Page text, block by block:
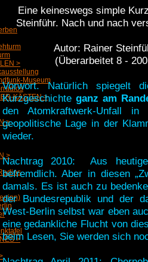
>
Museum
KÄSTEN >
>
>
>
Eine keineswegs simple
Steinführ. Nach und nach
Autor: Rainer
(Überarbeitet 8 -
Vorwort. Natürlich spiegelt
Kurzgeschichte ganz am
den Atomkraftwerk-Unfall
geopolitische Lage in der
wieder.
Nachtrag 2010: Aus
befremdlich. Aber in diesen
damals. Es ist auch zu
der Bundesrepublik und der
West-Berlin selbst war eben
eine gedankliche Flucht von
beim Lesen, Sie werden sich